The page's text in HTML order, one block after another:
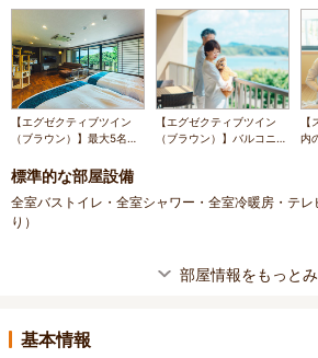
【エグゼクティブツイン
（ブラウン）】最大5名様
で、ご家族連れにおすすめ
です。
【エグゼクティブツイン
（ブラウン）】バルコニー
内
標準的な部屋設備
全室バストイレ・全室シャワー・全室冷暖房・テ
り）
部屋情報をもっと
基本情報